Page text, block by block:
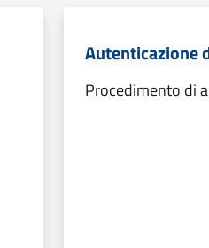
Autenticazione
Procedimento di